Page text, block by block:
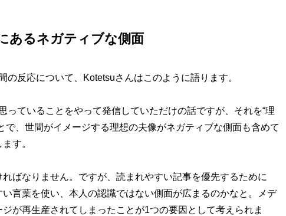
あるネガティブな側面
反応について、Kotetsuさんはこのように語ります。
っていることをやって発信していただけの話ですが、それを“理
で、世間がイメージする理想の夫像がネガティブな側面も含めて
す。
ばなりません。ですが、読まれやすい記事を優先するために
い言葉を使い、本人の認識ではない側面が広まるのかなと。メデ
が再生産されてしまったことが1つの要因として考えられま